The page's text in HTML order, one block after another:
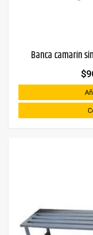
Banca camarín
$